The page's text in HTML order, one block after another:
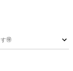
🉐